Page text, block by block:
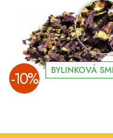
BYLINKOVÁ
­-10%